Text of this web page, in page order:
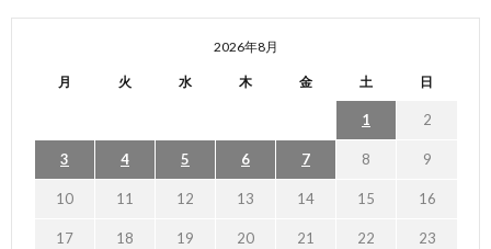
2026年8月
月 火 水 木 金 土 日
1 2
3 4 5 6 7 8 9
10 11 12 13 14 15 16
17 18 19 20 21 22 23